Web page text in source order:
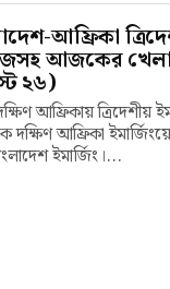
আফ্রিকা
আজকের
২৬)
আফ্রিকায় ত্রিদেশীয়
দক্ষিণ আফ্রিকা
ইমার্জিং।...